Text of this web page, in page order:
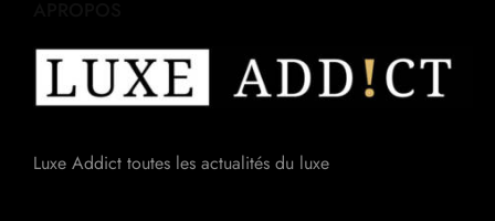
Luxe Addict toutes les actualités du luxe